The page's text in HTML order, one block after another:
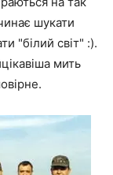
шукати
"білий світ" :).
мить